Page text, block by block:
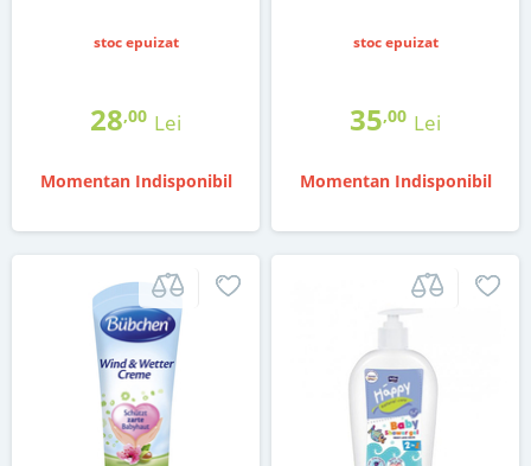
stoc epuizat
28,00 Lei
Momentan Indisponibil
stoc epuizat
35,00 Lei
Momentan Indisponibil